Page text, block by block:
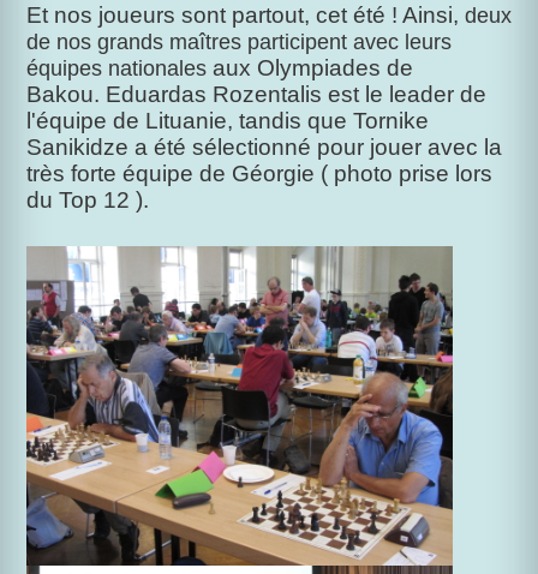
Et nos joueurs sont partout, cet été ! Ainsi, deux
de nos grands maîtres participent avec leurs
équipes nationales aux Olympiades de
Bakou. Eduardas Rozentalis est le leader de
l'équipe de Lituanie, tandis que Tornike
Sanikidze a été sélectionné pour jouer avec la
très forte équipe de Géorgie ( photo prise lors
du Top 12 ).